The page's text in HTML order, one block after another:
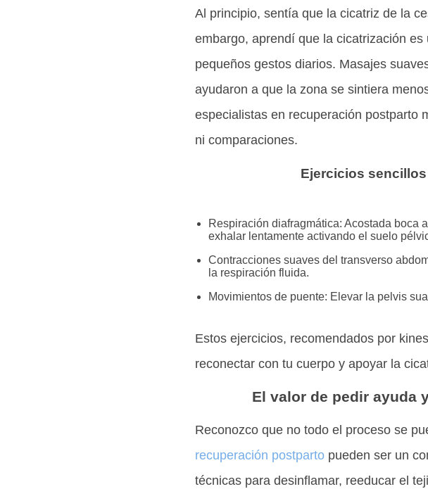
Al principio, sentía que la cicatriz de la
embargo, aprendí que la cicatrización
pequeños gestos diarios. Masajes
ayudaron a que la zona se sintiera
especialistas en recuperación postparto
ni comparaciones.
Ejercicios
Respiración diafragmática: Acostada boca
exhalar lentamente activando el suelo
Contracciones suaves del transverso
la respiración fluida.
Movimientos de puente: Elevar la pelvis
Estos ejercicios, recomendados por
reconectar con tu cuerpo y apoyar la
El valor de pedir ayuda
Reconozco que no todo el proceso se
recuperación postpartopueden ser un
técnicas para desinflamar, reeducar el